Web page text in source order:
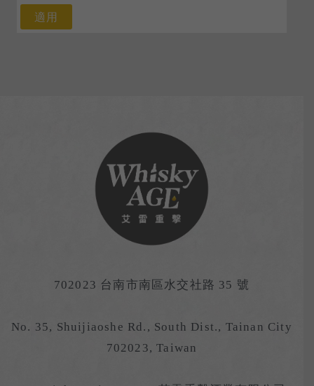
適用
702023 台南市南區水交社路 35 號
No. 35, Shuijiaoshe Rd., South Dist., Tainan City
702023, Taiwan